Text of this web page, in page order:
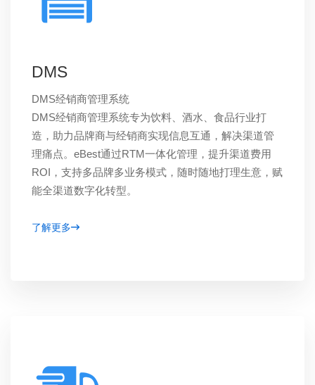
DMS
DMS经销商管理系统
DMS经销商管理系统专为饮料、酒水、食品行业打
造，助力品牌商与经销商实现信息互通，解决渠道管
理痛点。eBest通过RTM一体化管理，提升渠道费用
ROI，支持多品牌多业务模式，随时随地打理生意，赋
能全渠道数字化转型。
了解更多